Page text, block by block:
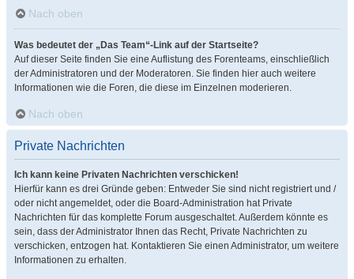
Nach oben
Was bedeutet der „Das Team“-Link auf der Startseite?
Auf dieser Seite finden Sie eine Auflistung des Forenteams, einschließlich
der Administratoren und der Moderatoren. Sie finden hier auch weitere
Informationen wie die Foren, die diese im Einzelnen moderieren.
Nach oben
Private Nachrichten
Ich kann keine Privaten Nachrichten verschicken!
Hierfür kann es drei Gründe geben: Entweder Sie sind nicht registriert und /
oder nicht angemeldet, oder die Board-Administration hat Private
Nachrichten für das komplette Forum ausgeschaltet. Außerdem könnte es
sein, dass der Administrator Ihnen das Recht, Private Nachrichten zu
verschicken, entzogen hat. Kontaktieren Sie einen Administrator, um weitere
Informationen zu erhalten.